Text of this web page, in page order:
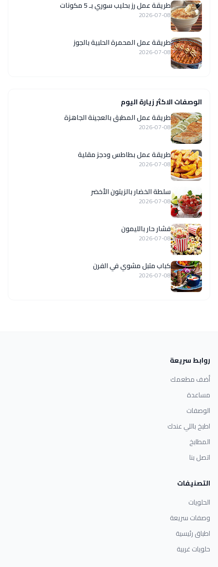
طريقة عمل رز بحليب سوري بـ 5 مكونات
2026-07-08
طريقة عمل المحمرة الحلبية بالجوز
2026-07-08
الوصفات الاكثر زيارة اليوم
طريقة عمل المطبق بالعجينة الجاهزة
2026-07-08
طريقة عمل بطاطس ودجز مقلية
2026-07-08
سلطة الخضار بالزيتون الأخضر
2026-07-08
فشار حار بالليمون
2026-07-08
كباب متبل مشوي في الفرن
2026-07-08
روابط سريعة
أضف مطعمك
مساعدة
الوصفات
اطبخ باللي عندك
المطابخ
اتصل بنا
التصنيفات
الحلويات
وصفات سريعة
اطباق رئيسية
حلويات غربية